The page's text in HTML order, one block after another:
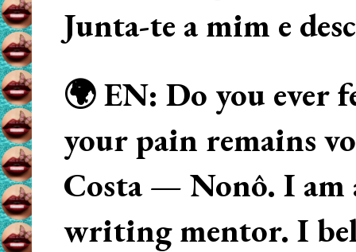
Junta-te a mim e
🌍 EN: Do you ever
your pain remains
Costa — Nonô. I am
writing mentor. I